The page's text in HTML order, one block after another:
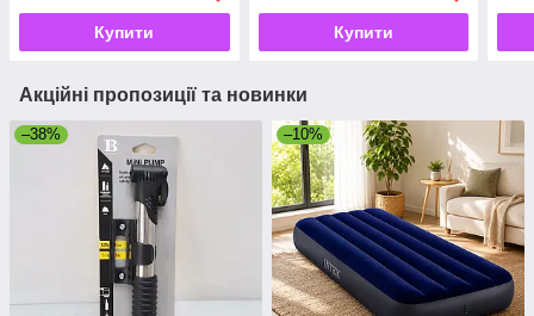
Купити Купити
Акційні пропозиції та новинки
–38% –10%